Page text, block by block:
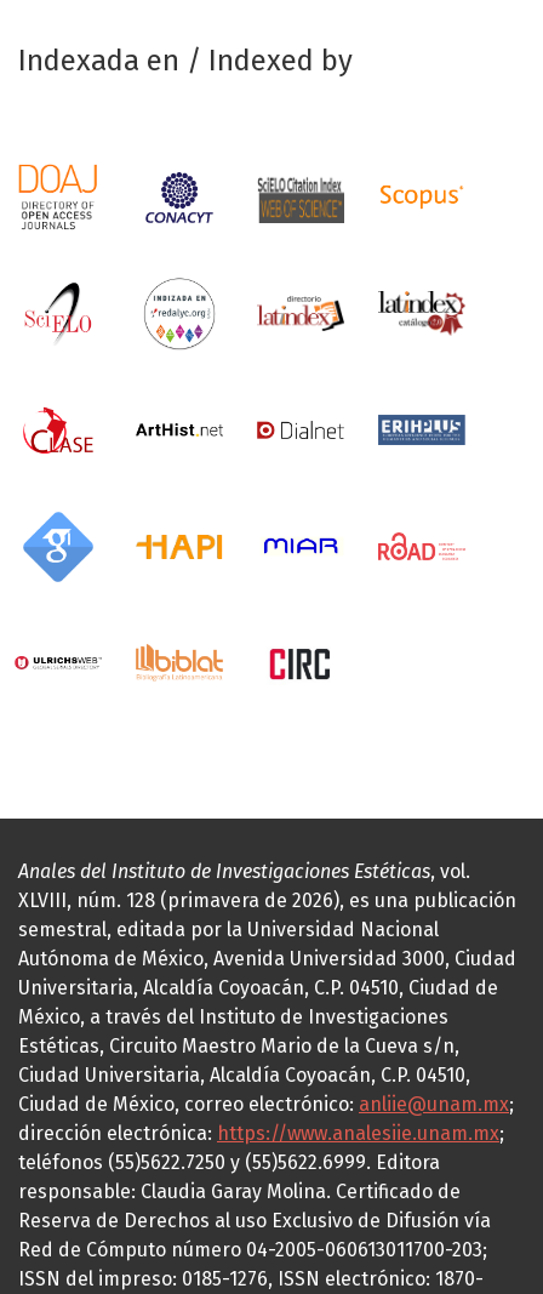
Indexada en / Indexed by
Anales del Instituto de Investigaciones Estéticas, vol.
XLVIII, núm. 128 (primavera de 2026), es una publicación
semestral, editada por la Universidad Nacional
Autónoma de México, Avenida Universidad 3000, Ciudad
Universitaria, Alcaldía Coyoacán, C.P. 04510, Ciudad de
México, a través del Instituto de Investigaciones
Estéticas, Circuito Maestro Mario de la Cueva s/n,
Ciudad Universitaria, Alcaldía Coyoacán, C.P. 04510,
Ciudad de México, correo electrónico: anliie@unam.mx;
dirección electrónica: https://www.analesiie.unam.mx;
teléfonos (55)5622.7250 y (55)5622.6999. Editora
responsable: Claudia Garay Molina. Certificado de
Reserva de Derechos al uso Exclusivo de Difusión vía
Red de Cómputo número 04-2005-060613011700-203;
ISSN del impreso: 0185-1276, ISSN electrónico: 1870-